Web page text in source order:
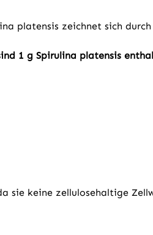
platensis zeichnet sich
1 g Spirulina platensis
sie keine zellulosehaltige